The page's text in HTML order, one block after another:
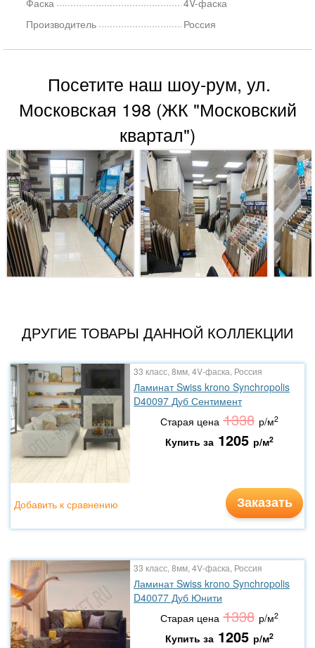
Фаска
4V-фаска
Производитель
Россия
Посетите наш шоу-рум, ул.
Московская 198 (ЖК "Московский
квартал")
ДРУГИЕ ТОВАРЫ ДАННОЙ КОЛЛЕКЦИИ
33 класс, 8мм, 4V-фаска, Россия
Ламинат Swiss krono Synchropolis
D40097 Дуб Сентимент
Старая цена 1338 р/м2
Купить за 1205 р/м2
Заказать
Добавить к сравнению
33 класс, 8мм, 4V-фаска, Россия
Ламинат Swiss krono Synchropolis
D40077 Дуб Юнити
Старая цена 1338 р/м2
Купить за 1205 р/м2